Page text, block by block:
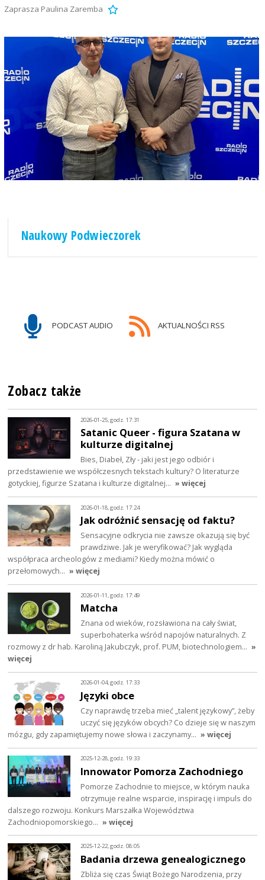
Zaprasza Paulina Zaremba
Naukowy Podwieczorek
PODCAST AUDIO AKTUALNOŚCI RSS
Zobacz także
2026-01-25, godz. 17:31
Satanic Queer - figura Szatana w
kulturze digitalnej
Bies, Diabeł, Zły - jaki jest jego odbiór i
przedstawienie we współczesnych tekstach kultury? O literaturze
gotyckiej, figurze Szatana i kulturze digitalnej… » więcej
2026-01-18, godz. 17:24
Jak odróżnić sensację od faktu?
Sensacyjne odkrycia nie zawsze okazują się być
prawdziwe. Jak je weryfikować? Jak wygląda
współpraca archeologów z mediami? Kiedy można mówić o
przełomowych… » więcej
2026-01-11, godz. 17:49
Matcha
Znana od wieków, rozsławiona na cały świat,
superbohaterka wśród napojów naturalnych. Z
rozmowy z dr hab. Karoliną Jakubczyk, prof. PUM, biotechnologiem… »
więcej
2026-01-04, godz. 17:33
Języki obce
Czy naprawdę trzeba mieć „talent językowy”, żeby
uczyć się języków obcych? Co dzieje się w naszym
mózgu, gdy zapamiętujemy nowe słowa i zaczynamy… » więcej
2025-12-28, godz. 19:33
Innowator Pomorza Zachodniego
Pomorze Zachodnie to miejsce, w którym nauka
otrzymuje realne wsparcie, inspirację i impuls do
dalszego rozwoju. Konkurs Marszałka Województwa
Zachodniopomorskiego… » więcej
2025-12-22, godz. 08:05
Badania drzewa genealogicznego
Zbliża się czas Świąt Bożego Narodzenia, przy